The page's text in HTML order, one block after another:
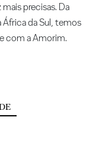
precisas. Da
África da Sul, temos
com a Amorim.